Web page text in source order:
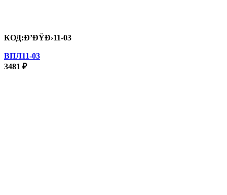
КОД:Ð’ÐŸÐ›11-03
ВПЛ11-03
3481 ₽